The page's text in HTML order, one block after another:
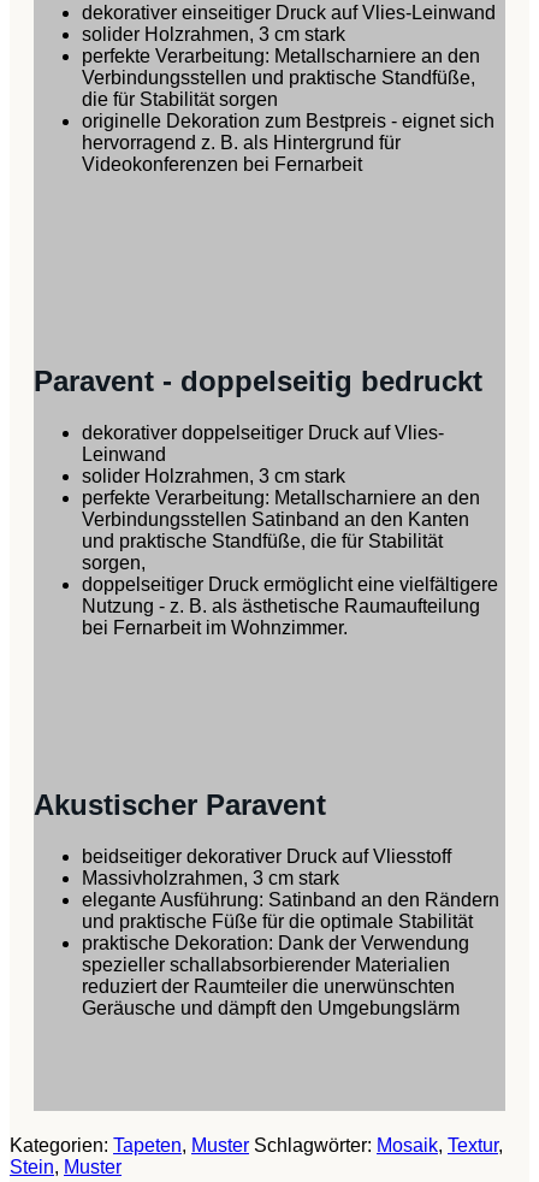
dekorativer einseitiger Druck auf Vlies-Leinwand
solider Holzrahmen, 3 cm stark
perfekte Verarbeitung: Metallscharniere an den
Verbindungsstellen und praktische Standfüße,
die für Stabilität sorgen
originelle Dekoration zum Bestpreis - eignet sich
hervorragend z. B. als Hintergrund für
Videokonferenzen bei Fernarbeit
Paravent - doppelseitig bedruckt
dekorativer doppelseitiger Druck auf Vlies-
Leinwand
solider Holzrahmen, 3 cm stark
perfekte Verarbeitung: Metallscharniere an den
Verbindungsstellen Satinband an den Kanten
und praktische Standfüße, die für Stabilität
sorgen,
doppelseitiger Druck ermöglicht eine vielfältigere
Nutzung - z. B. als ästhetische Raumaufteilung
bei Fernarbeit im Wohnzimmer.
Akustischer Paravent
beidseitiger dekorativer Druck auf Vliesstoff
Massivholzrahmen, 3 cm stark
elegante Ausführung: Satinband an den Rändern
und praktische Füße für die optimale Stabilität
praktische Dekoration: Dank der Verwendung
spezieller schallabsorbierender Materialien
reduziert der Raumteiler die unerwünschten
Geräusche und dämpft den Umgebungslärm
Kategorien: Tapeten, Muster Schlagwörter: Mosaik, Textur,
Stein, Muster